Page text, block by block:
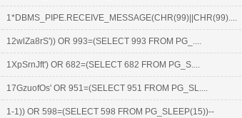
1*DBMS_PIPE.RECEIVE_MESSAGE(CHR(99)||CHR(99)....
12wlZa8rS')) OR 993=(SELECT 993 FROM PG_....
1XpSrnJft') OR 682=(SELECT 682 FROM PG_S....
17GzuofOs' OR 951=(SELECT 951 FROM PG_SL....
1-1)) OR 598=(SELECT 598 FROM PG_SLEEP(15))--